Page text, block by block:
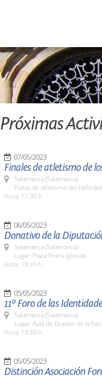
Próximas
07/05/2023
Finales de atletismo de
Salamanca (Salamanca)
Pistas de atletismo del
Hora: 11:30 h.
06/05/2023
Donativo de la
Salamanca (Salamanca)
Lugar: Plaza Poeta Iglesias
Hora: 10:45 h.
05/05/2023
11º Foro de las
Salamanca (Salamanca)
Lugar: Aula de Grados de la
Hora: 13:50 h.
05/05/2023
Distinción Asociación